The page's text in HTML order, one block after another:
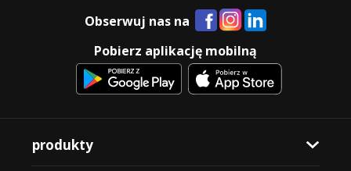
Obserwuj nas na
Pobierz aplikację mobilną
produkty